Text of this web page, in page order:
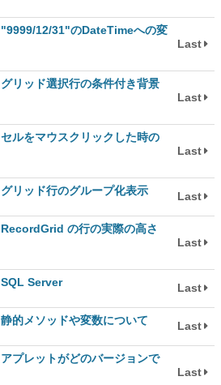
"9999/12/31"のDateTimeへの変
Last
グリッド選択行の条件付き背景
Last
セルをマウスクリックした時の
Last
グリッド行のグループ化表示 Last
RecordGrid の行の実際の高さ
Last
SQL Server Last
静的メソッドや変数について Last
アプレットがどのバージョンで
Last